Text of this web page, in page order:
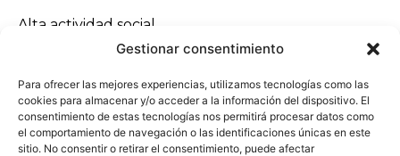
Gestionar consentimiento
Para ofrecer las mejores experiencias, utilizamos tecnologías como las
cookies para almacenar y/o acceder a la información del dispositivo. El
consentimiento de estas tecnologías nos permitirá procesar datos como
el comportamiento de navegación o las identificaciones únicas en este
sitio. No consentir o retirar el consentimiento, puede afectar
Alta actividad social
Gran número de eventos durante todo el año
Viviendas y locales adaptados
Celebraciones frecuentes
Estas condiciones hacen que los fotomatones en